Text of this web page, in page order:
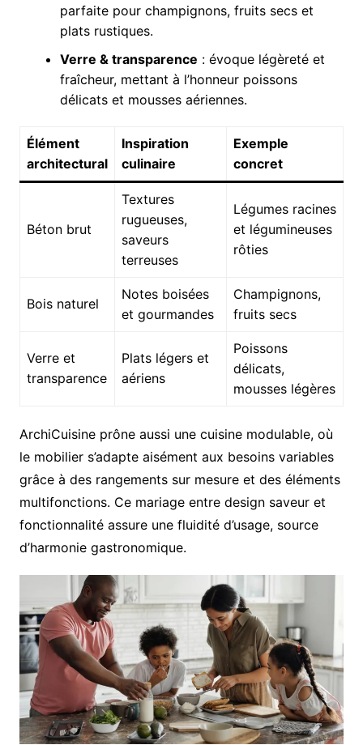
parfaite pour champignons, fruits secs et
plats rustiques.
Verre & transparence : évoque légèreté et
fraîcheur, mettant à l’honneur poissons
délicats et mousses aériennes.
Élément
architectural
Inspiration
culinaire
Exemple
concret
Béton brut
Textures
rugueuses,
saveurs
terreuses
Légumes racines
et légumineuses
rôties
Bois naturel
Notes boisées
et gourmandes
Champignons,
fruits secs
Verre et
transparence
Plats légers et
aériens
Poissons
délicats,
mousses légères
ArchiCuisine prône aussi une cuisine modulable, où
le mobilier s’adapte aisément aux besoins variables
grâce à des rangements sur mesure et des éléments
multifonctions. Ce mariage entre design saveur et
fonctionnalité assure une fluidité d’usage, source
d’harmonie gastronomique.